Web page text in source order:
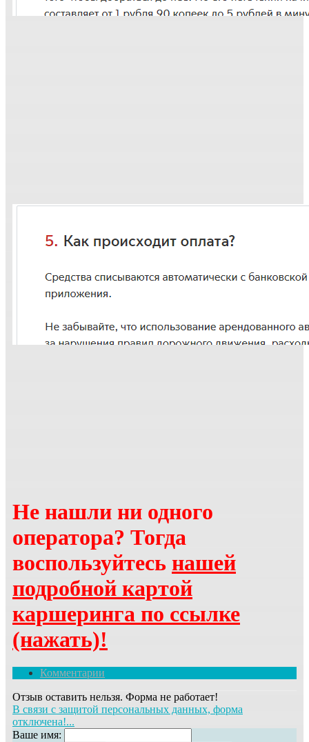
Не нашли ни одного
оператора? Тогда
воспользуйтесь нашей
подробной картой
каршеринга по ссылке
(нажать)!
Комментарии
Отзыв оставить нельзя. Форма не работает!
В связи с защитой персональных данных, форма
отключена!...
Ваше имя: